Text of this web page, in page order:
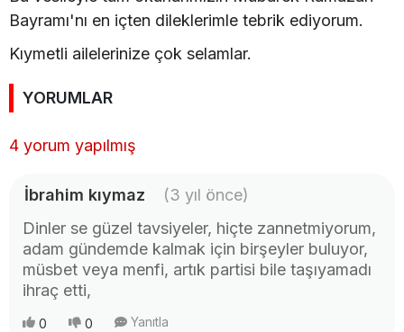
Bayramı'nı en içten dileklerimle tebrik ediyorum.
Kıymetli ailelerinize çok selamlar.
YORUMLAR
4 yorum yapılmış
İbrahim kıymaz
(3 yıl önce)
Dinler se güzel tavsiyeler, hiçte zannetmiyorum,
adam gündemde kalmak için birşeyler buluyor,
müsbet veya menfi, artık partisi bile taşıyamadı
ihraç etti,
0 0 Yanıtla